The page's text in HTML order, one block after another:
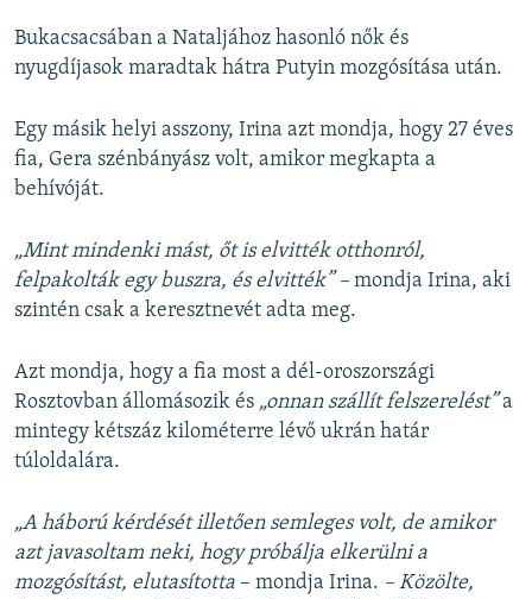
Bukacsacsában a Nataljához hasonló nők és
nyugdíjasok maradtak hátra Putyin mozgósítása után.
Egy másik helyi asszony, Irina azt mondja, hogy 27 éves
fia, Gera szénbányász volt, amikor megkapta a
behívóját.
„Mint mindenki mást, őt is elvitték otthonról,
felpakolták egy buszra, és elvitték” – mondja Irina, aki
szintén csak a keresztnevét adta meg.
Azt mondja, hogy a fia most a dél-oroszországi
Rosztovban állomásozik és „onnan szállít felszerelést”a
mintegy kétszáz kilométerre lévő ukrán határ
túloldalára.
„A háború kérdését illetően semleges volt, de amikor
azt javasoltam neki, hogy próbálja elkerülni a
mozgósítást, elutasította – mondja Irina. – Közölte,